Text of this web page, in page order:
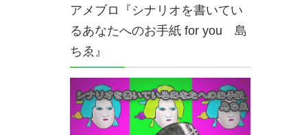
アメブロ『シナリオを書いてい
るあなたへのお手紙 for you 島
ちゑ』